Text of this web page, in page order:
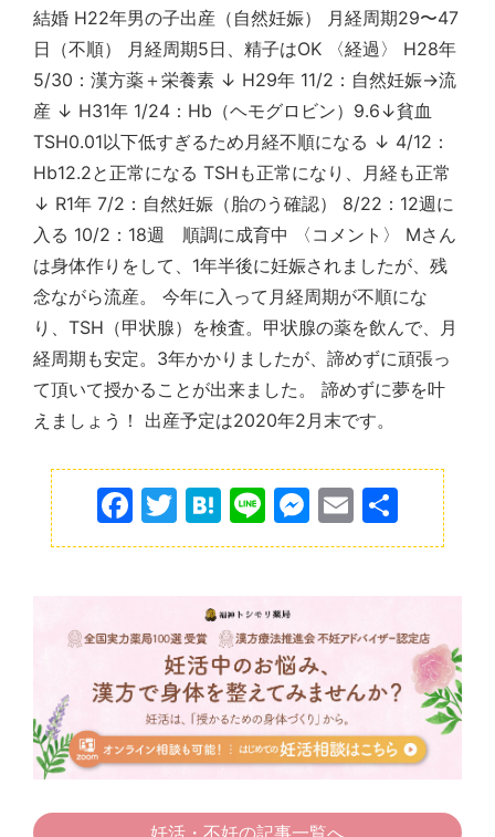
結婚 H22年男の子出産（自然妊娠） 月経周期29〜47
日（不順） 月経周期5日、精子はOK 〈経過〉 H28年
5/30：漢方薬＋栄養素 ↓ H29年 11/2：自然妊娠→流
産 ↓ H31年 1/24：Hb（ヘモグロビン）9.6↓貧血
TSH0.01以下低すぎるため月経不順になる ↓ 4/12：
Hb12.2と正常になる TSHも正常になり、月経も正常
↓ R1年 7/2：自然妊娠（胎のう確認） 8/22：12週に
入る 10/2：18週 順調に成育中 〈コメント〉 Mさん
は身体作りをして、1年半後に妊娠されましたが、残
念ながら流産。 今年に入って月経周期が不順にな
り、TSH（甲状腺）を検査。甲状腺の薬を飲んで、月
経周期も安定。3年かかりましたが、諦めずに頑張っ
て頂いて授かることが出来ました。 諦めずに夢を叶
えましょう！ 出産予定は2020年2月末です。
F
a
b
o
o
k
T
w
er
H
at
n
a
Li
n
M
e
e
n
g
er
E
m 有
妊活・不妊の記事一覧へ